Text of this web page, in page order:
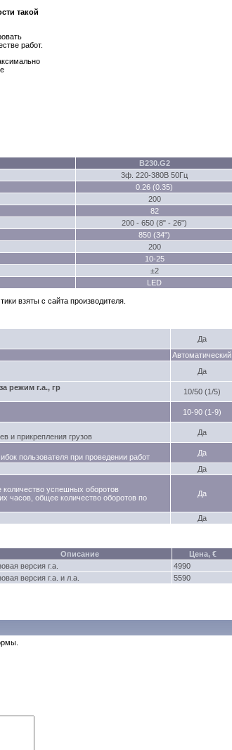
такой
работ.
B230.G2
3ф. 220-380В 50Гц
0.26 (0.35)
200
82
200 - 650 (8" - 26")
850 (34")
200
10-25
±2
LED
взяты с сайта производителя.
Да
Автоматический
Да
режим г.а., гр
10/50 (1/5)
10-90 (1-9)
и прикрепления грузов
Да
пользователя при проведении работ
Да
Да
количество успешных оборотов
часов, общее количество оборотов по
Да
Да
Описание
Цена, €
версия г.а.
4990
версия г.а. и л.а. 5590